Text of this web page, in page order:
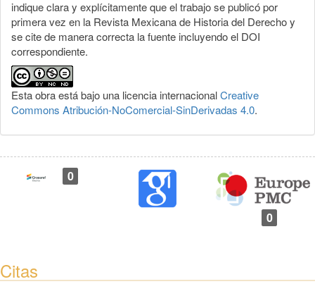
indique clara y explícitamente que el trabajo se publicó por
primera vez en la Revista Mexicana de Historia del Derecho y
se cite de manera correcta la fuente incluyendo el DOI
correspondiente.
Esta obra está bajo una licencia internacionalCreative
Commons Atribución-NoComercial-SinDerivadas 4.0.
0
0
Citas